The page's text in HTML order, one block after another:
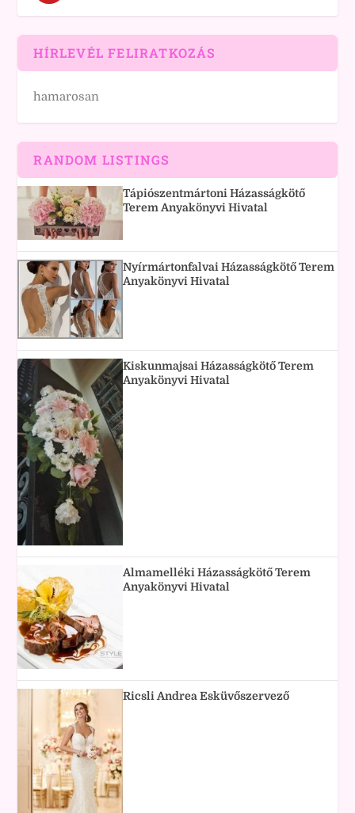
HÍRLEVÉL FELIRATKOZÁS
hamarosan
RANDOM LISTINGS
Tápiószentmártoni Házasságkötő
Terem Anyakönyvi Hivatal
Nyírmártonfalvai Házasságkötő Terem
Anyakönyvi Hivatal
Kiskunmajsai Házasságkötő Terem
Anyakönyvi Hivatal
Almamelléki Házasságkötő Terem
Anyakönyvi Hivatal
Ricsli Andrea Esküvőszervező